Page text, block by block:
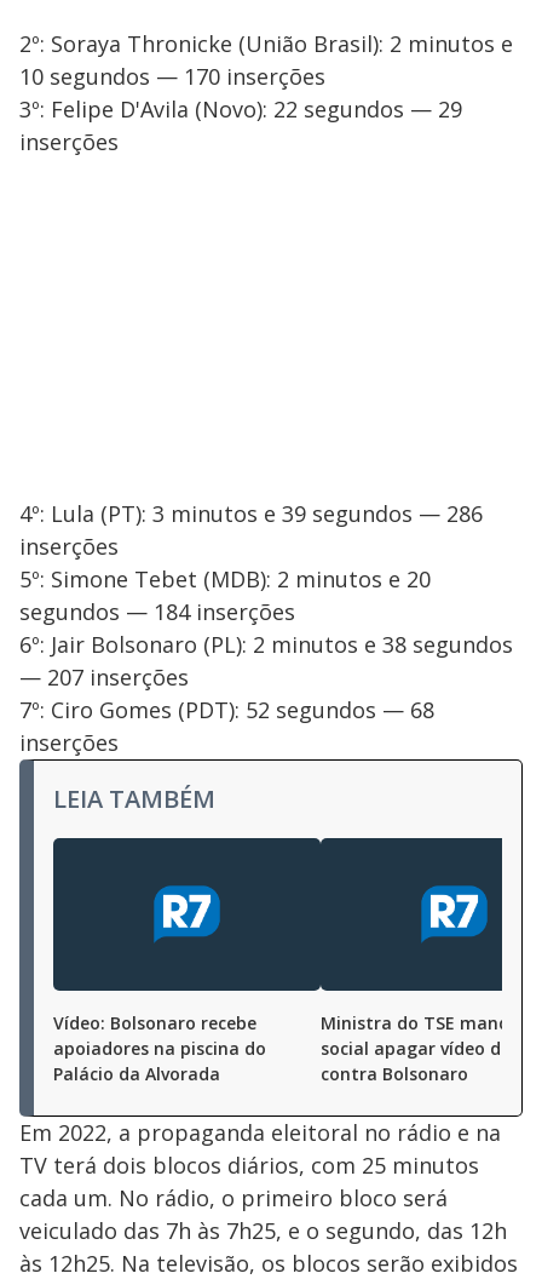
2º: Soraya Thronicke (União Brasil): 2 minutos e
10 segundos — 170 inserções
3º: Felipe D'Avila (Novo): 22 segundos — 29
inserções
4º: Lula (PT): 3 minutos e 39 segundos — 286
inserções
5º: Simone Tebet (MDB): 2 minutos e 20
segundos — 184 inserções
6º: Jair Bolsonaro (PL): 2 minutos e 38 segundos
— 207 inserções
7º: Ciro Gomes (PDT): 52 segundos — 68
inserções
LEIA TAMBÉM
Vídeo: Bolsonaro recebe
apoiadores na piscina do
Palácio da Alvorada
Ministra do TSE manda
social apagar vídeo da
contra Bolsonaro
Em 2022, a propaganda eleitoral no rádio e na
TV terá dois blocos diários, com 25 minutos
cada um. No rádio, o primeiro bloco será
veiculado das 7h às 7h25, e o segundo, das 12h
às 12h25. Na televisão, os blocos serão exibidos